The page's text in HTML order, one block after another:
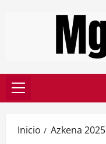
Inicio Azkena 2025